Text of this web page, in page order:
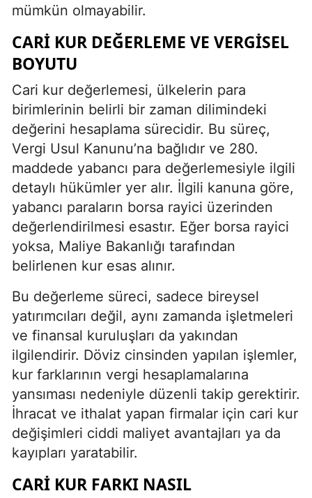
mümkün olmayabilir.
CARI KUR DEĞERLEME VE VERGISEL
BOYUTU
Cari kur değerlemesi, ülkelerin para
birimlerinin belirli bir zaman dilimindeki
değerini hesaplama sürecidir. Bu süreç,
Vergi Usul Kanunu’na bağlıdır ve 280.
maddede yabancı para değerlemesiyle ilgili
detaylı hükümler yer alır. İlgili kanuna göre,
yabancı paraların borsa rayici üzerinden
değerlendirilmesi esastır. Eğer borsa rayici
yoksa, Maliye Bakanlığı tarafından
belirlenen kur esas alınır.
Bu değerleme süreci, sadece bireysel
yatırımcıları değil, aynı zamanda işletmeleri
ve finansal kuruluşları da yakından
ilgilendirir. Döviz cinsinden yapılan işlemler,
kur farklarının vergi hesaplamalarına
yansıması nedeniyle düzenli takip gerektirir.
İhracat ve ithalat yapan firmalar için cari kur
değişimleri ciddi maliyet avantajları ya da
kayıpları yaratabilir.
CARI KUR FARKI NASIL